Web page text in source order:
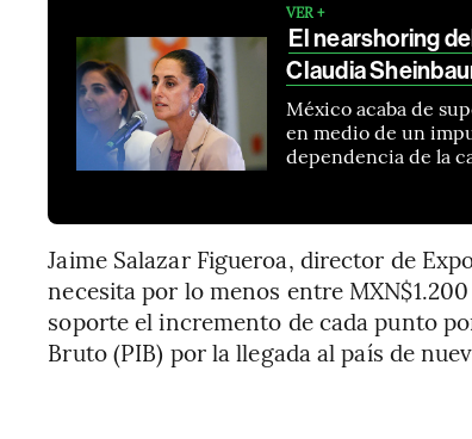
VER +
El nearshoring
Claudia
México acaba de
en medio de un
dependencia de la
Jaime Salazar Figueroa, director de
necesita por lo menos entre
soporte el incremento de cada punto
Bruto (PIB) por la llegada al país de